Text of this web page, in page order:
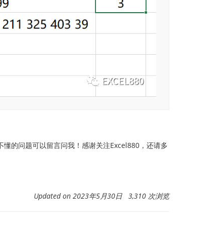
的问题可以留言问我！感谢关注Excel880，还请多
Updated on 2023年5月30日 3,310 次浏览